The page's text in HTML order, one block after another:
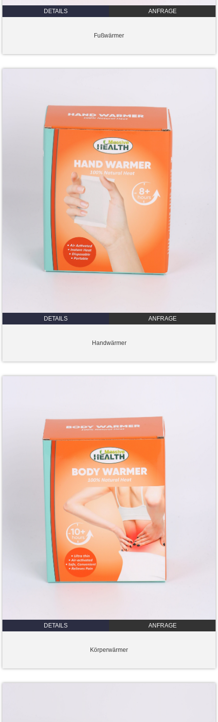
DETAILS ANFRAGE
Fußwärmer
DETAILS ANFRAGE
Handwärmer
DETAILS ANFRAGE
Körperwärmer